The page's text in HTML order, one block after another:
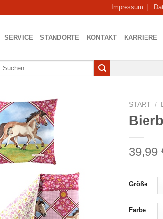
Impressum
SERVICE STANDORTE KONTAKT KARRIERE
Suchen
START /
39,99
Größe
Farbe